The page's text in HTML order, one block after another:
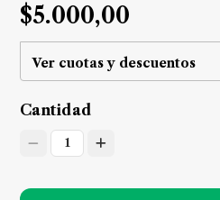
$5.000,00
Ver cuotas y descuentos
Cantidad
1